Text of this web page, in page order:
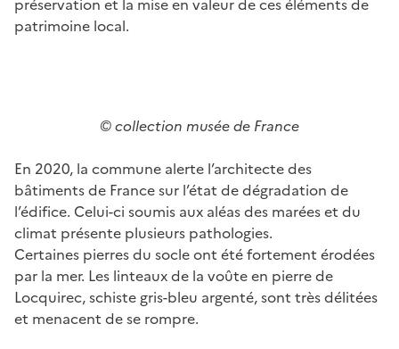
patrimoine local.
© collection musée de France
En 2020, la commune alerte l’architecte des
bâtiments de France sur l’état de dégradation de
l’édifice. Celui-ci soumis aux aléas des marées et du
climat présente plusieurs pathologies.
Certaines pierres du socle ont été fortement érodées
par la mer. Les linteaux de la voûte en pierre de
Locquirec, schiste gris-bleu argenté, sont très délitées
et menacent de se rompre.